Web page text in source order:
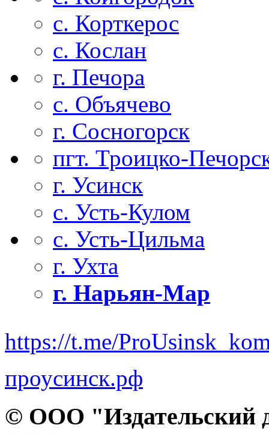
с. Корткерос
с. Кослан
г. Печора
с. Объячево
г. Сосногорск
пгт. Троицко-
г. Усинск
с. Усть-Кулом
с. Усть-Цильма
г. Ухта
г. Нарьян-Мар
https://t.me/
проусинск.рф
© ООО "Издательский